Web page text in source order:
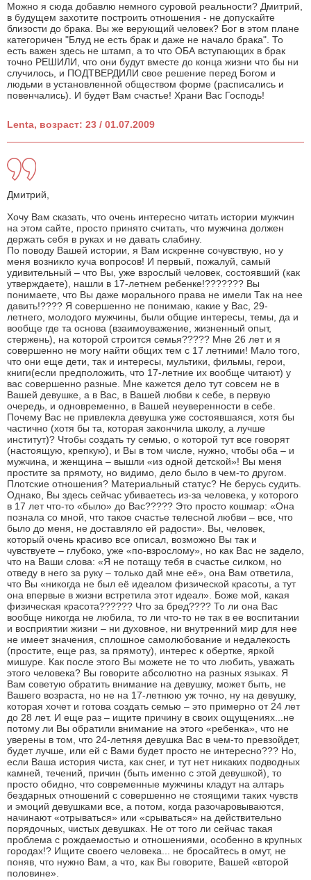
Можно я сюда добавлю немного суровой реальности? Дмитрий,
в будущем захотите построить отношения - не допускайте
близости до брака. Вы же верующий человек? Бог в этом плане
категоричен "Блуд не есть брак и даже не начало брака". То
есть важен здесь не штамп, а то что ОБА вступающих в брак
точно РЕШИЛИ, что они будут вместе до конца жизни что бы ни
случилось, и ПОДТВЕРДИЛИ свое решение перед Богом и
людьми в установленной обществом форме (расписались и
повенчались). И будет Вам счастье! Храни Вас Господь!
Lenta, возраст: 23 / 01.07.2009
Дмитрий,
Хочу Вам сказать, что очень интересно читать истории мужчин
на этом сайте, просто принято считать, что мужчина должен
держать себя в руках и не давать слабину.
По поводу Вашей истории, я Вам искренне сочувствую, но у
меня возникло куча вопросов! И первый, пожалуй, самый
удивительный – что Вы, уже взрослый человек, состоявший (как
утверждаете), нашли в 17-летнем ребенке!??????? Вы
понимаете, что Вы даже морального права не имели Так на нее
давить!???? Я совершенно не понимаю, какие у Вас, 29-
летнего, молодого мужчины, были общие интересы, темы, да и
вообще где та основа (взаимоуважение, жизненный опыт,
стержень), на которой строится семья????? Мне 26 лет и я
совершенно не могу найти общих тем с 17 летними! Мало того,
что они еще дети, так и интересы, мультики, фильмы, герои,
книги(если предположить, что 17-летние их вообще читают) у
вас совершенно разные. Мне кажется дело тут совсем не в
Вашей девушке, а в Вас, в Вашей любви к себе, в первую
очередь, и одновременно, в Вашей неуверенности в себе.
Почему Вас не привлекла девушка уже состоявшаяся, хотя бы
частично (хотя бы та, которая закончила школу, а лучше
институт)? Чтобы создать ту семью, о которой тут все говорят
(настоящую, крепкую), и Вы в том числе, нужно, чтобы оба – и
мужчина, и женщина – вышли «из одной детской»! Вы меня
простите за прямоту, но видимо, дело было в чем-то другом.
Плотские отношения? Материальный статус? Не берусь судить.
Однако, Вы здесь сейчас убиваетесь из-за человека, у которого
в 17 лет что-то «было» до Вас????? Это просто кошмар: «Она
познала со мной, что такое счастье телесной любви – все, что
было до меня, не доставляло ей радости». Вы, человек,
который очень красиво все описал, возможно Вы так и
чувствуете – глубоко, уже «по-взрослому», но как Вас не задело,
что на Ваши слова: «Я не потащу тебя в счастье силком, но
отведу в него за руку – только дай мне её», она Вам ответила,
что Вы «никогда не был её идеалом физической красоты, а тут
она впервые в жизни встретила этот идеал». Боже мой, какая
физическая красота?????? Что за бред???? То ли она Вас
вообще никогда не любила, то ли что-то не так в ее воспитании
и восприятии жизни – ни духовное, ни внутренний мир для нее
не имеет значения, сплошное самолюбование и недалекость
(простите, еще раз, за прямоту), интерес к обертке, яркой
мишуре. Как после этого Вы можете не то что любить, уважать
этого человека? Вы говорите абсолютно на разных языках. Я
Вам советую обратить внимание на девушку, может быть, не
Вашего возраста, но не на 17-летнюю уж точно, ну на девушку,
которая хочет и готова создать семью – это примерно от 24 лет
до 28 лет. И еще раз – ищите причину в своих ощущениях...не
потому ли Вы обратили внимание на этого «ребенка», что не
уверены в том, что 24-летняя девушка Вас в чем-то превзойдет,
будет лучше, или ей с Вами будет просто не интересно??? Но,
если Ваша история чиста, как снег, и тут нет никаких подводных
камней, течений, причин (быть именно с этой девушкой), то
просто обидно, что современные мужчины кладут на алтарь
бездарных отношений с совершенно не стоящими таких чувств
и эмоций девушками все, а потом, когда разочаровываются,
начинают «отрываться» или «срываться» на действительно
порядочных, чистых девушках. Не от того ли сейчас такая
проблема с рождаемостью и отношениями, особенно в крупных
городах!? Ищите своего человека... не бросайтесь в омут, не
поняв, что нужно Вам, а что, как Вы говорите, Вашей «второй
половине».